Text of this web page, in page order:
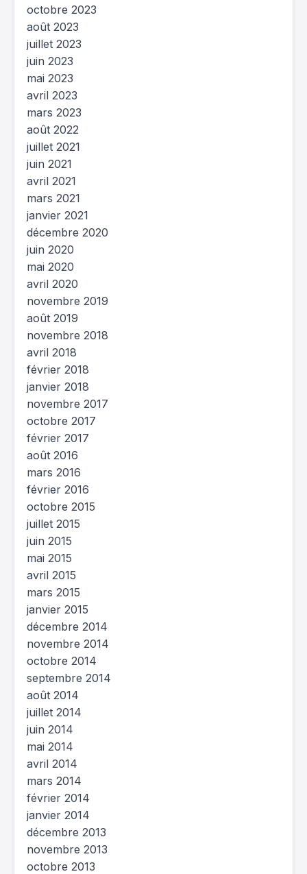
octobre 2023
août 2023
juillet 2023
juin 2023
mai 2023
avril 2023
mars 2023
août 2022
juillet 2021
juin 2021
avril 2021
mars 2021
janvier 2021
décembre 2020
juin 2020
mai 2020
avril 2020
novembre 2019
août 2019
novembre 2018
avril 2018
février 2018
janvier 2018
novembre 2017
octobre 2017
février 2017
août 2016
mars 2016
février 2016
octobre 2015
juillet 2015
juin 2015
mai 2015
avril 2015
mars 2015
janvier 2015
décembre 2014
novembre 2014
octobre 2014
septembre 2014
août 2014
juillet 2014
juin 2014
mai 2014
avril 2014
mars 2014
février 2014
janvier 2014
décembre 2013
novembre 2013
octobre 2013